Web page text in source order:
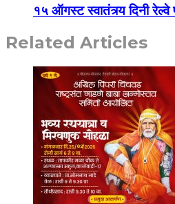
१५ ऑगस्ट स्वातंत्र्य दिनी
Related Articles